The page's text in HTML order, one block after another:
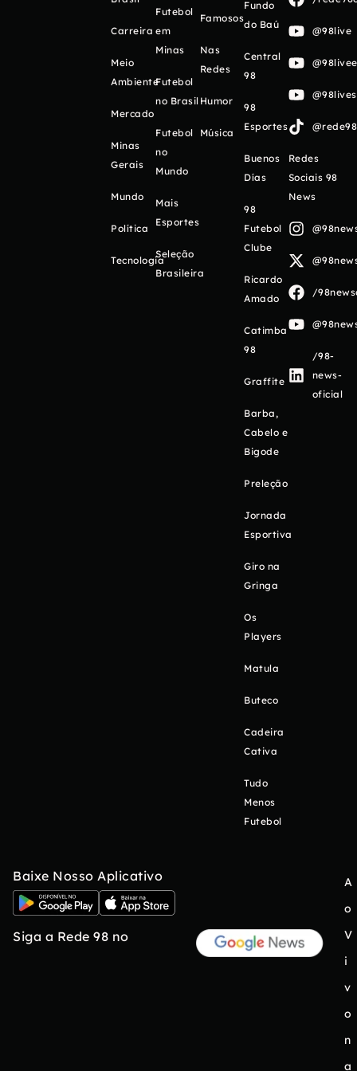
Carreira
Meio
Ambiente
Mercado
Minas
Gerais
Mundo
Política
Tecnologia
Futebol
em
Minas
Futebol
no Brasil
Futebol
no
Mundo
Mais
Esportes
Seleção
Brasileira
Famosos
Nas
Redes
Humor
Música
Fundo
do Baú
Central
98
98
Esportes
Buenos
Días
98
Futebol
Clube
Ricardo
Amado
Catimba
98
Graffite
Barba,
Cabelo e
Bigode
Preleção
Jornada
Esportiva
Giro na
Gringa
Os
Players
Matula
Buteco
Cadeira
Cativa
Tudo
Menos
Futebol
@98live
Redes
Sociais 98
News
/
/98-
news-
oficial
Baixe Nosso Aplicativo
Siga a Rede 98 no
A
o
V
i
v
o
n
a